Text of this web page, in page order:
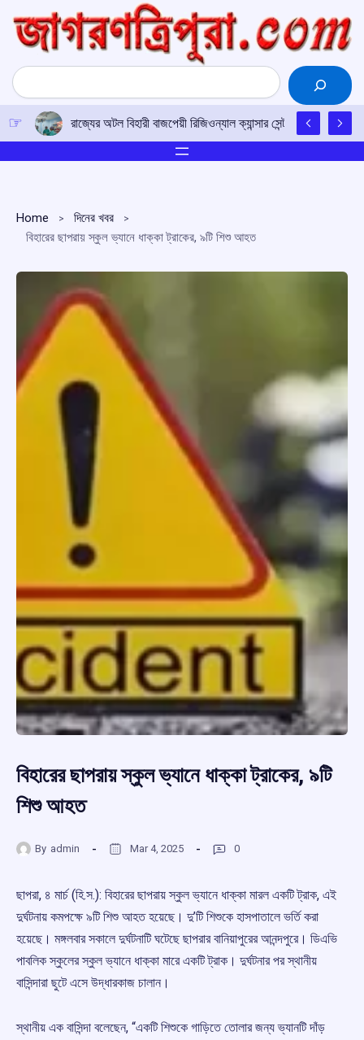
content
Search
রাজ্যের অটল বিহারী বাজপেয়ী রিজিওন্যাল ক্যান্সার সেন্টারে উত্তর-
Home
দিনের খবর
বিহারের ছাপরায় স্কুল ভ্যানে ধাক্কা ট্রাকের, ৯টি শিশু আহত
বিহারের ছাপরায় স্কুল ভ্যানে ধাক্কা ট্রাকের, ৯টি
শিশু আহত
By admin Mar 4, 2025 0
ছাপরা, ৪ মার্চ (হি.স.): বিহারের ছাপরায় স্কুল ভ্যানে ধাক্কা মারল একটি ট্রাক, এই
দুর্ঘটনায় কমপক্ষে ৯টি শিশু আহত হয়েছে। দু’টি শিশুকে হাসপাতালে ভর্তি করা
হয়েছে। মঙ্গলবার সকালে দুর্ঘটনাটি ঘটেছে ছাপরার বানিয়াপুরের আনন্দপুরে। ডিএভি
পাবলিক স্কুলের স্কুল ভ্যানে ধাক্কা মারে একটি ট্রাক। দুর্ঘটনার পর স্থানীয়
বাসিন্দারা ছুটে এসে উদ্ধারকাজ চালান।
স্থানীয় এক বাসিন্দা বলেছেন, “একটি শিশুকে গাড়িতে তোলার জন্য ভ্যানটি দাঁড়